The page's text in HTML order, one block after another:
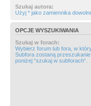
Szukaj autora:
Użyj * jako zamiennika
OPCJE WYSZUKIWANIA
Szukaj w forach:
Wybierz forum lub fora, w
Subfora zostaną
poniżej “szukaj w subforach“.